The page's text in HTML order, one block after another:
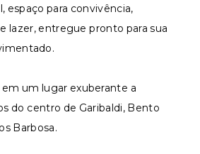
espaço para convivência,
lazer, entregue pronto para sua
um lugar exuberante a
do centro de Garibaldi, Bento
Barbosa.